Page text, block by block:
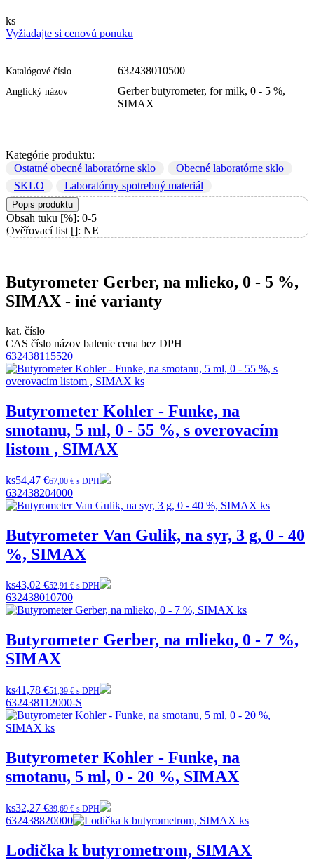
ks
Vyžiadajte si cenovú ponuku
Katalógové číslo 632438010500
Anglický názov
Gerber butyrometer, for milk, 0 - 5 %,
SIMAX
Kategórie produktu:
Ostatné obecné laboratórne sklo
Obecné laboratórne sklo
SKLO
Laboratórny spotrebný materiál
Popis produktu
Obsah tuku [%]: 0-5
Ověřovací list []: NE
Butyrometer Gerber, na mlieko, 0 - 5 %,
SIMAX - iné varianty
kat. číslo
CAS číslo názov balenie cena bez DPH
632438115520
Butyrometer Kohler - Funke, na
smotanu, 5 ml, 0 - 55 %, s overovacím
listom , SIMAX
ks54,47 €67,00 € s DPH
632438204000
Butyrometer Van Gulik, na syr, 3 g, 0 - 40
%, SIMAX
ks43,02 €52,91 € s DPH
632438010700
Butyrometer Gerber, na mlieko, 0 - 7 %,
SIMAX
ks41,78 €51,39 € s DPH
632438112000-S
Butyrometer Kohler - Funke, na
smotanu, 5 ml, 0 - 20 %, SIMAX
ks32,27 €39,69 € s DPH
632438820000
Lodička k butyrometrom, SIMAX